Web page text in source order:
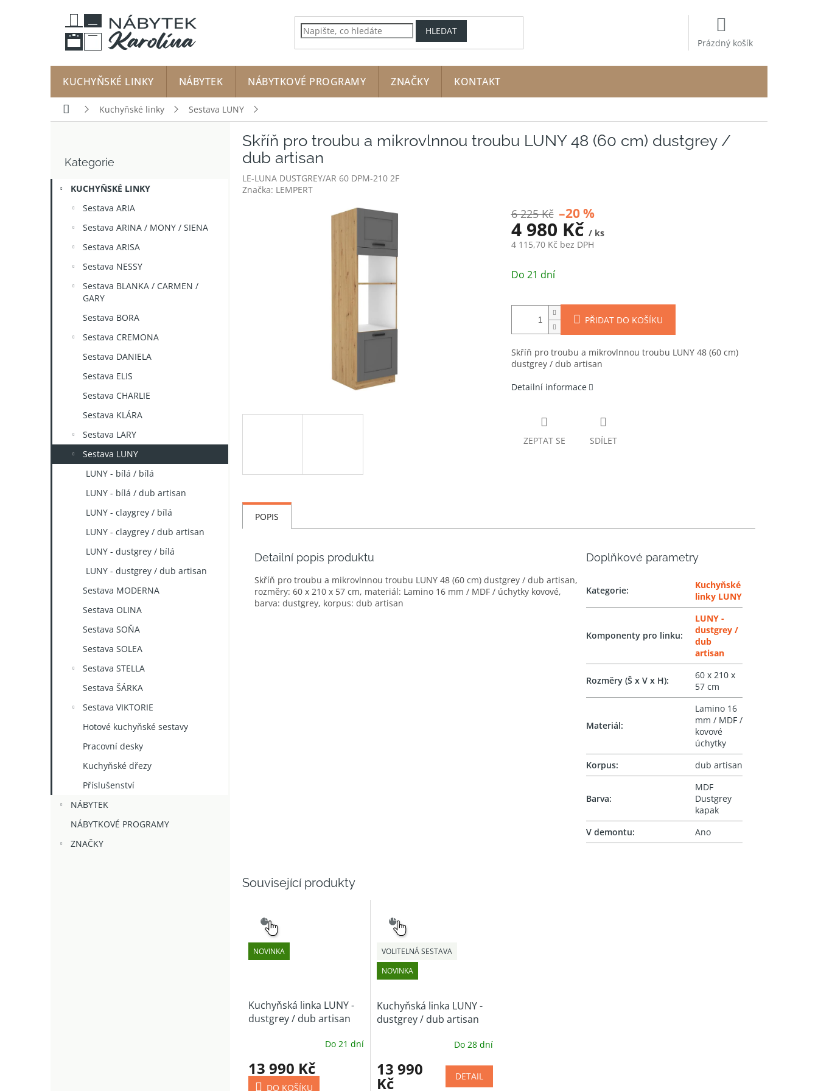
HLEDAT
KOŠÍK
Prázdný košík
KUCHYŇSKÉ LINKY NÁBYTEK NÁBYTKOVÉ PROGRAMY ZNAČKY KONTAKT
Domů Kuchyňské linky Sestava LUNY
r
kategorie
Kategorie
KUCHYŇSKÉ LINKY
Sestava ARIA
Sestava ARINA / MONY / SIENA
Sestava ARISA
Sestava NESSY
Sestava BLANKA / CARMEN /
GARY
Sestava BORA
Sestava CREMONA
Sestava DANIELA
Sestava ELIS
Sestava CHARLIE
Sestava KLÁRA
Sestava LARY
Sestava LUNY
LUNY - bílá / bílá
LUNY - bílá / dub artisan
LUNY - claygrey / bílá
LUNY - claygrey / dub artisan
LUNY - dustgrey / bílá
LUNY - dustgrey / dub artisan
Sestava MODERNA
Sestava OLINA
Sestava SOŇA
Sestava SOLEA
Sestava STELLA
Sestava ŠÁRKA
Sestava VIKTORIE
Hotové kuchyňské sestavy
Pracovní desky
Kuchyňské dřezy
Příslušenství
NÁBYTEK
NÁBYTKOVÉ PROGRAMY
ZNAČKY
Skříň pro troubu a mikrovlnnou troubu LUNY 48 (60 cm) dustgrey /
dub artisan
LE-LUNA DUSTGREY/AR 60 DPM-210 2F
Značka: LEMPERT
6 225 Kč –20 %
4 980 Kč / ks
4 115,70 Kč bez DPH
cena:
Do 21 dní
PŘIDAT DO KOŠÍKU
Skříň pro troubu a mikrovlnnou troubu LUNY 48 (60 cm)
dustgrey / dub artisan
Detailní informace
ZEPTAT SE SDÍLET
Související produkty
NOVINKA
VÝBĚR
Kuchyňská linka LUNY -
dustgrey / dub artisan
Do 21 dní
13 990 Kč
DO KOŠÍKU
NOVINKA
VOLITELNÁ SESTAVA
VÝBĚR
Kuchyňská linka LUNY -
dustgrey / dub artisan
Do 28 dní
13 990
Kč DETAIL
POPIS
Detailní popis produktu
Skříň pro troubu a mikrovlnnou troubu LUNY 48 (60 cm) dustgrey / dub artisan,
rozměry: 60 x 210 x 57 cm, materiál: Lamino 16 mm / MDF / úchytky kovové,
barva: dustgrey, korpus: dub artisan
Doplňkové parametry
Kategorie:
Kuchyňské
linky LUNY
Komponenty pro linku:
LUNY -
dustgrey /
dub
artisan
Rozměry (Š x V x H):
60 x 210 x
57 cm
Materiál:
Lamino 16
mm / MDF /
kovové
úchytky
Korpus: dub artisan
Barva:
MDF
Dustgrey
kapak
V demontu: Ano